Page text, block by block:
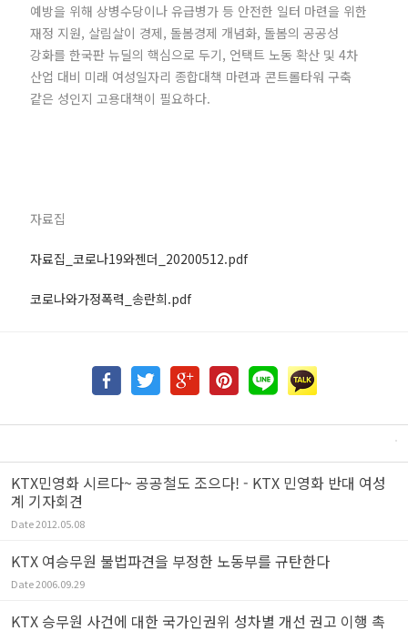
예방을 위해 상병수당이나 유급병가 등 안전한 일터 마련을 위한
재정 지원, 살림살이 경제, 돌봄경제 개념화, 돌봄의 공공성
강화를 한국판 뉴딜의 핵심으로 두기, 언택트 노동 확산 및 4차
산업 대비 미래 여성일자리 종합대책 마련과 콘트롤타워 구축
같은 성인지 고용대책이 필요하다.
자료집
자료집_코로나19와젠더_20200512.pdf
코로나와가정폭력_송란희.pdf
KTX민영화 시르다~ 공공철도 조으다! - KTX 민영화 반대 여성
계 기자회견
Date2012.05.08
KTX 여승무원 불법파견을 부정한 노동부를 규탄한다
Date2006.09.29
KTX 승무원 사건에 대한 국가인권위 성차별 개선 권고 이행 촉